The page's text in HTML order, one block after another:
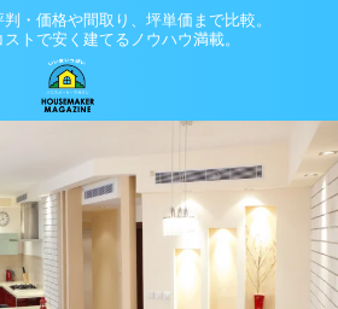
・価格や間取り、坪単価まで比較。
トで安く建てるノウハウ満載。